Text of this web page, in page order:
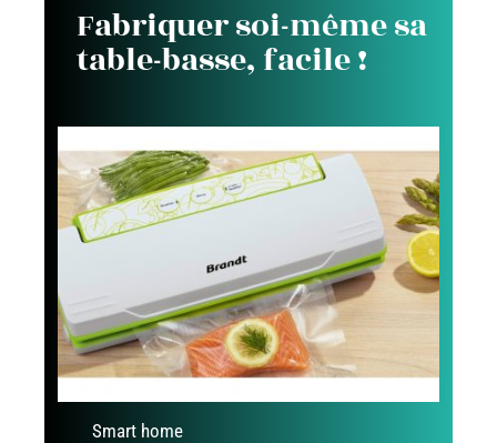
Fabriquer soi-même sa
table-basse, facile !
Smart home